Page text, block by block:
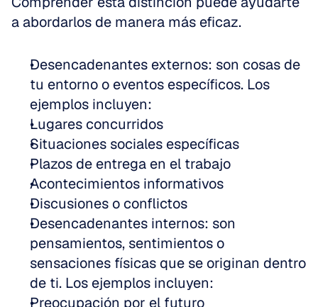
a abordarlos de manera más eficaz.
Desencadenantes externos: son cosas de
tu entorno o eventos específicos. Los
ejemplos incluyen:
Lugares concurridos
Situaciones sociales específicas
Plazos de entrega en el trabajo
Acontecimientos informativos
Discusiones o conflictos
Desencadenantes internos: son
pensamientos, sentimientos o
sensaciones físicas que se originan dentro
de ti. Los ejemplos incluyen:
Preocupación por el futuro